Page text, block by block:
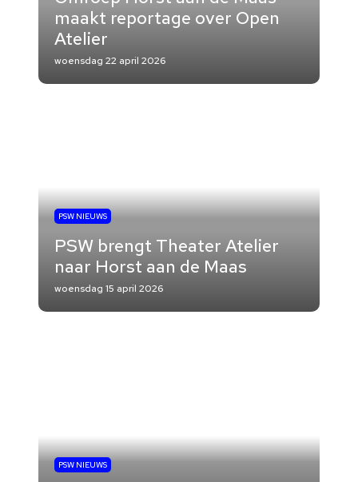
maakt reportage over Open
Atelier
woensdag 22 april 2026
PSW NIEUWS
PSW brengt Theater Atelier
naar Horst aan de Maas
woensdag 15 april 2026
PSW NIEUWS